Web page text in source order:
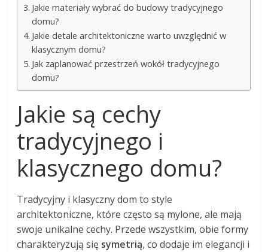
Jakie materiały wybrać do budowy tradycyjnego
domu?
Jakie detale architektoniczne warto uwzględnić w
klasycznym domu?
Jak zaplanować przestrzeń wokół tradycyjnego
domu?
Jakie są cechy
tradycyjnego i
klasycznego domu?
Tradycyjny i klasyczny dom to style
architektoniczne, które często są mylone, ale mają
swoje unikalne cechy. Przede wszystkim, obie formy
charakteryzują się symetrią, co dodaje im elegancji i